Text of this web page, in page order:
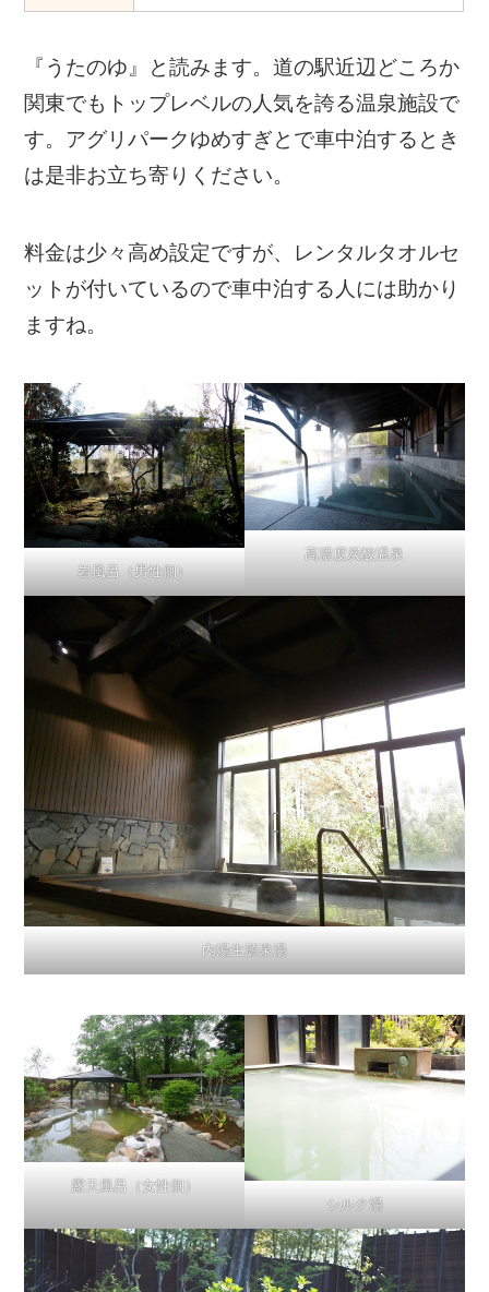
『うたのゆ』と読みます。道の駅近辺どころか
関東でもトップレベルの人気を誇る温泉施設で
す。アグリパークゆめすぎとで車中泊するとき
は是非お立ち寄りください。
料金は少々高め設定ですが、レンタルタオルセ
ットが付いているので車中泊する人には助かり
ますね。
岩風呂（男性側）
高濃度炭酸温泉
内湯生源泉湯
露天風呂（女性側）
シルク湯